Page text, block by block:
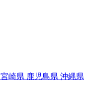
宮崎県 鹿児島県 沖縄県